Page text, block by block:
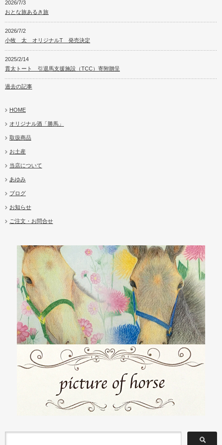
2026/7/3
おとな旅あるき旅
2026/7/2
小牧 太 オリジナルT 発売決定
2025/2/14
貫太トート 引退馬支援施設（TCC）寄附贈呈
過去の記事
HOME
オリジナル酒「勝馬」
取扱商品
お土産
当店について
あゆみ
ブログ
お知らせ
ご注文・お問合せ